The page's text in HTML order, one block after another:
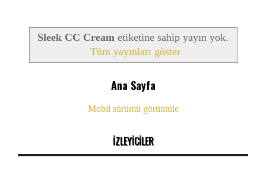
Sleek CC Cream etiketine sahip yayın yok.
Tüm yayınları göster
Ana Sayfa
Mobil sürümü görüntüle
İZLEYİCİLER